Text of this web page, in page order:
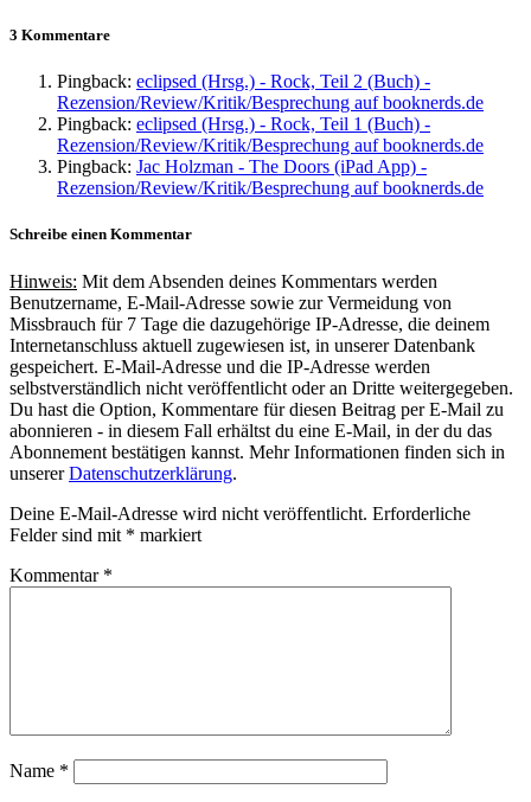
3 Kommentare
Pingback: eclipsed (Hrsg.) - Rock, Teil 2 (Buch) -
Rezension/Review/Kritik/Besprechung auf booknerds.de
Pingback: eclipsed (Hrsg.) - Rock, Teil 1 (Buch) -
Rezension/Review/Kritik/Besprechung auf booknerds.de
Pingback: Jac Holzman - The Doors (iPad App) -
Rezension/Review/Kritik/Besprechung auf booknerds.de
Schreibe einen Kommentar
Hinweis: Mit dem Absenden deines Kommentars werden
Benutzername, E-Mail-Adresse sowie zur Vermeidung von
Missbrauch für 7 Tage die dazugehörige IP-Adresse, die deinem
Internetanschluss aktuell zugewiesen ist, in unserer Datenbank
gespeichert. E-Mail-Adresse und die IP-Adresse werden
selbstverständlich nicht veröffentlicht oder an Dritte weitergegeben.
Du hast die Option, Kommentare für diesen Beitrag per E-Mail zu
abonnieren - in diesem Fall erhältst du eine E-Mail, in der du das
Abonnement bestätigen kannst. Mehr Informationen finden sich in
unsererDatenschutzerklärung.
Deine E-Mail-Adresse wird nicht veröffentlicht. Erforderliche
Felder sind mit * markiert
Kommentar *
Name *